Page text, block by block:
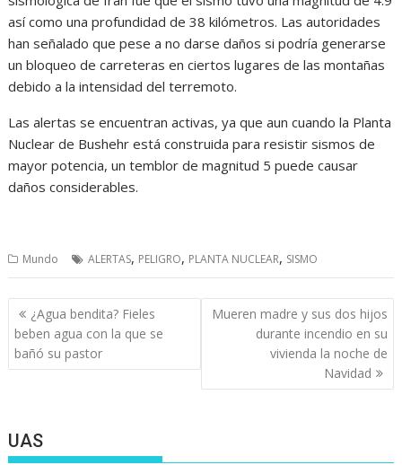
así como una profundidad de 38 kilómetros. Las autoridades
han señalado que pese a no darse daños si podría generarse
un bloqueo de carreteras en ciertos lugares de las montañas
debido a la intensidad del terremoto.
Las alertas se encuentran activas, ya que aun cuando la Planta
Nuclear de Bushehr está construida para resistir sismos de
mayor potencia, un temblor de magnitud 5 puede causar
daños considerables.
Mundo ALERTAS, PELIGRO, PLANTA NUCLEAR, SISMO
Navegación
de
entradas
¿Agua bendita? Fieles
beben agua con la que se
bañó su pastor
Mueren madre y sus dos hijos
durante incendio en su
vivienda la noche de
Navidad
UAS